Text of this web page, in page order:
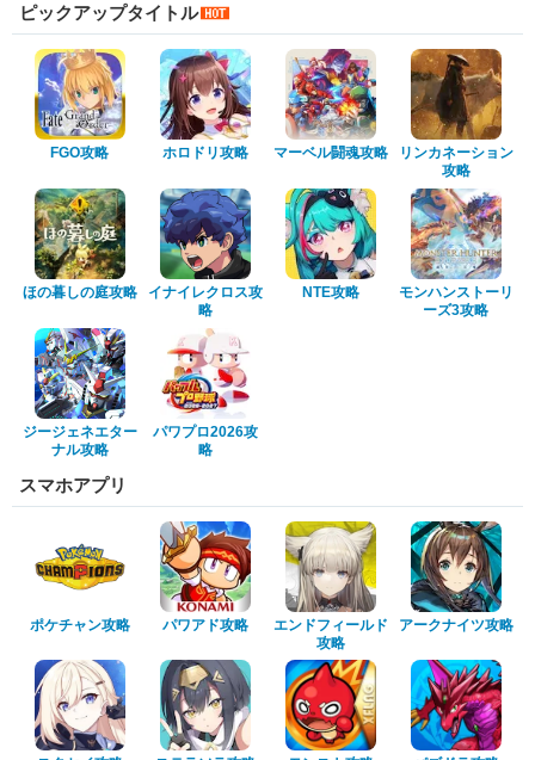
ピックアップタイトル
FGO攻略 ホロドリ攻略 マーベル闘魂攻略
リンカネーション
攻略
ほの暮しの庭攻略
イナイレクロス攻
略
NTE攻略
モンハンストーリ
ーズ3攻略
ジージェネエター
ナル攻略
パワプロ2026攻
略
スマホアプリ
ポケチャン攻略 パワアド攻略
エンドフィールド
攻略
アークナイツ攻略